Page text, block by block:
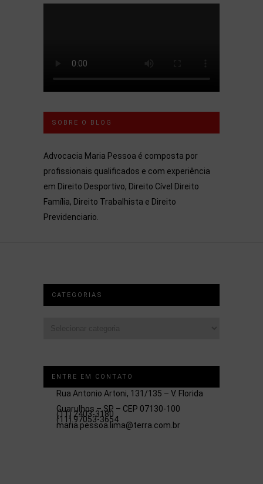
SOBRE O BLOG
Advocacia Maria Pessoa é composta por
profissionais qualificados e com experiência
em Direito Desportivo, Direito Cível Direito
Família, Direito Trabalhista e Direito
Previdenciario.
CATEGORIAS
ENTRE EM CONTATO
Rua Antonio Artoni, 131/135 – V. Florida
Guarulhos – SP – CEP 07130-100
(11) 2403-3180
(11) 97053-3654
maria.pessoa.lima@terra.com.br